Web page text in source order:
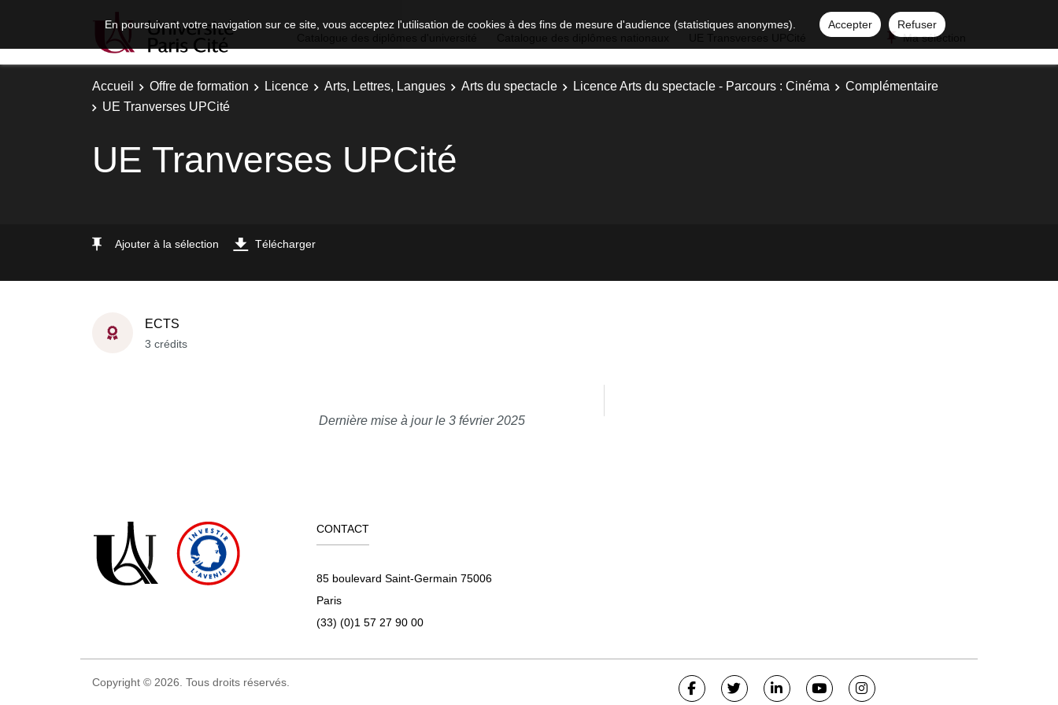
En poursuivant votre navigation sur ce site, vous acceptez l'utilisation de cookies à des fins de mesure d'audience (statistiques anonymes). Accepter
Refuser
Ma sélection
Accueil Offre de formation Licence Arts, Lettres, Langues Arts du spectacle Licence Arts du spectacle - Parcours : Cinéma
Complémentaire
UE Tranverses UPCité
UE Tranverses UPCité
Ajouter à la sélection Télécharger
ECTS
3 crédits
Dernière mise à jour le 3 février 2025
CONTACT
85 boulevard Saint-Germain 75006
Paris
(33) (0)1 57 27 90 00
Copyright © 2026. Tous droits réservés.